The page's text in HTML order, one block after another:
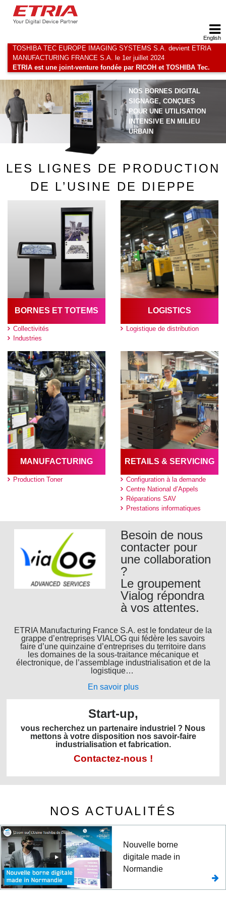
English
TOSHIBA TEC EUROPE IMAGING SYSTEMS S.A. devient ETRIA
MANUFACTURING FRANCE S.A. le 1er juillet 2024
ETRIA est une joint-venture fondée par RICOH et TOSHIBA Tec.
NOS BORNES DIGITAL
SIGNAGE, CONÇUES
POUR UNE UTILISATION
INTENSIVE EN MILIEU
URBAIN
LES LIGNES DE PRODUCTION
DE L’USINE DE DIEPPE
BORNES ET TOTEMS
Collectivités
Industries
LOGISTICS
Logistique de distribution
MANUFACTURING
Production Toner
RETAILS & SERVICING
Configuration à la demande
Centre National d’Appels
Réparations SAV
Prestations informatiques
Besoin de nous
contacter pour
une collaboration
?
Le groupement
Vialog répondra
à vos attentes.
ETRIA Manufacturing France S.A. est le fondateur de la
grappe d’entreprises VIALOG qui fédère les savoirs
faire d’une quinzaine d’entreprises du territoire dans
les domaines de la sous-traitance mécanique et
électronique, de l’assemblage industrialisation et de la
logistique…
En savoir plus
Start-up,
vous recherchez un partenaire industriel ? Nous
mettons à votre disposition nos savoir-faire
industrialisation et fabrication.
Contactez-nous !
NOS ACTUALITÉS
Nouvelle borne
digitale made in
Normandie